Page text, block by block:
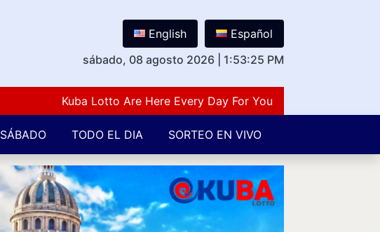
English
Español
sábado, 08 agosto 2026
1:53:26 PM
Kuba Lotto Are Here Every Day For You Lovers Of Number
SÁBADO TODO EL DIA SORTEO EN VIVO